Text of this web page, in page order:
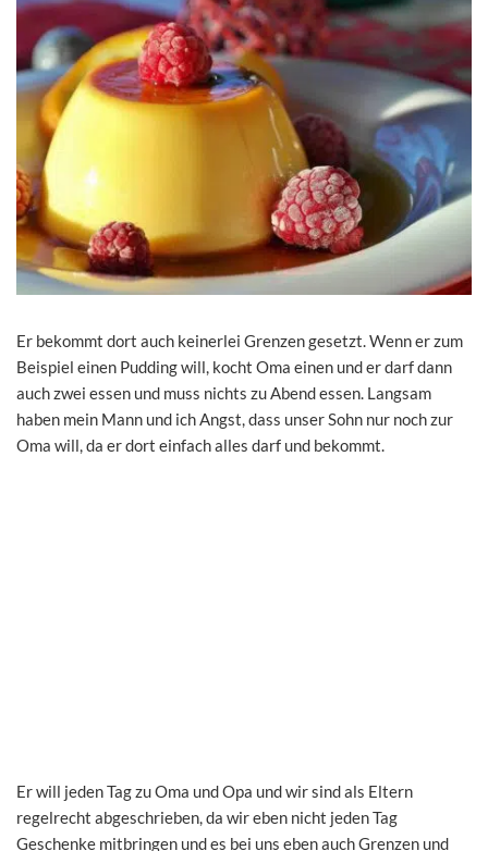
Er bekommt dort auch keinerlei Grenzen gesetzt. Wenn er zum
Beispiel einen Pudding will, kocht Oma einen und er darf dann
auch zwei essen und muss nichts zu Abend essen. Langsam
haben mein Mann und ich Angst, dass unser Sohn nur noch zur
Oma will, da er dort einfach alles darf und bekommt.
Er will jeden Tag zu Oma und Opa und wir sind als Eltern
regelrecht abgeschrieben, da wir eben nicht jeden Tag
Geschenke mitbringen und es bei uns eben auch Grenzen und